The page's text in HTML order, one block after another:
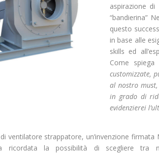
aspirazione
“bandierina”
questo
in base alle
skills ed
Come spiega
customizzate,
al nostro
in grado di
evidenzierei
ventilatore strappatore, un’invenzione firmata
ricordata la possibilità di scegliere tra